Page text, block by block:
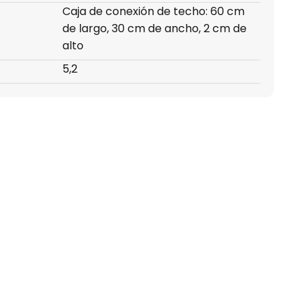
Caja de conexión de techo: 60 cm
de largo, 30 cm de ancho, 2 cm de
alto
5,2